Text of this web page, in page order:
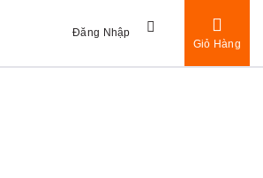
Đăng Nhập
Giỏ Hàng